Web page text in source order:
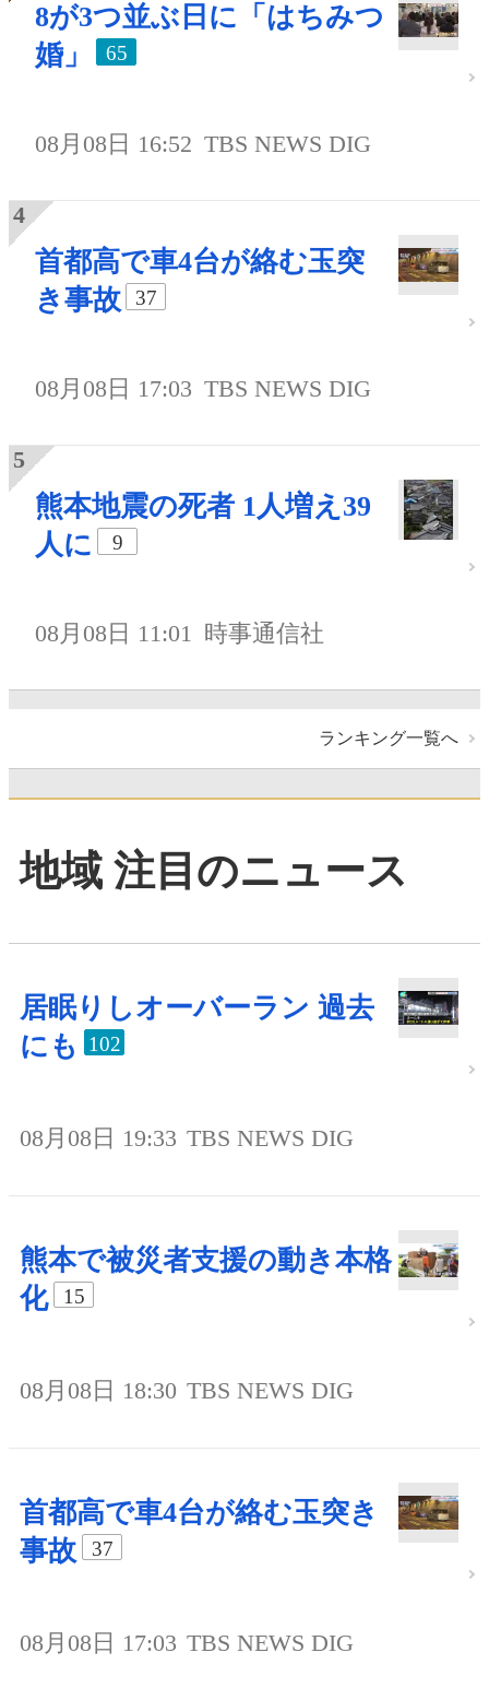
8が3つ並ぶ日に「はちみつ
婚」
65
08月08日 16:52 TBS NEWS DIG
首都高で車4台が絡む玉突
き事故
37
08月08日 17:03 TBS NEWS DIG
熊本地震の死者 1人増え39
人に
9
08月08日 11:01 時事通信社
ランキング一覧へ
地域 注目のニュース
居眠りしオーバーラン 過去
にも
102
08月08日 19:33 TBS NEWS DIG
熊本で被災者支援の動き本格
化
15
08月08日 18:30 TBS NEWS DIG
首都高で車4台が絡む玉突き
事故
37
08月08日 17:03 TBS NEWS DIG